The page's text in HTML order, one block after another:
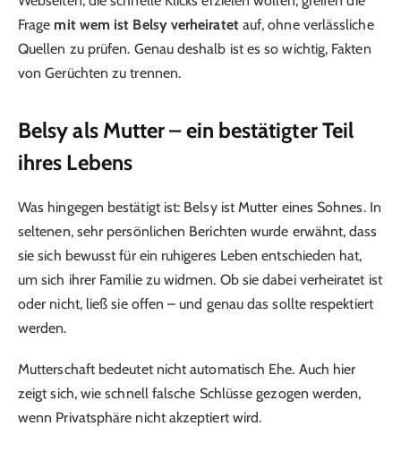
Frage mit wem ist Belsy verheiratetauf, ohne verlässliche
Quellen zu prüfen. Genau deshalb ist es so wichtig, Fakten
von Gerüchten zu trennen.
Belsy als Mutter – ein bestätigter Teil
ihres Lebens
Was hingegen bestätigt ist: Belsy ist Mutter eines Sohnes. In
seltenen, sehr persönlichen Berichten wurde erwähnt, dass
sie sich bewusst für ein ruhigeres Leben entschieden hat,
um sich ihrer Familie zu widmen. Ob sie dabei verheiratet ist
oder nicht, ließ sie offen – und genau das sollte respektiert
werden.
Mutterschaft bedeutet nicht automatisch Ehe. Auch hier
zeigt sich, wie schnell falsche Schlüsse gezogen werden,
wenn Privatsphäre nicht akzeptiert wird.